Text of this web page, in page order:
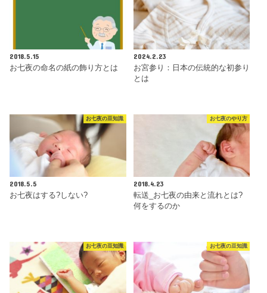
2018.5.15
お七夜の命名の紙の飾り方とは
2024.2.23
お宮参り：日本の伝統的な初参り
とは
お七夜の豆知識
2018.5.5
お七夜はする?しない?
お七夜のやり方
2018.4.23
転送_お七夜の由来と流れとは?
何をするのか
お七夜の豆知識 お七夜の豆知識